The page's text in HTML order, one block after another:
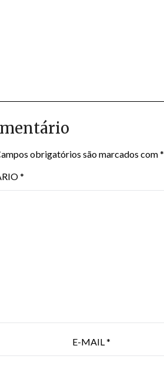
obrigatórios são marcados com*
*
E-MAIL*